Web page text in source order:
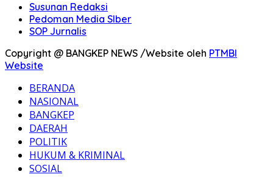
Susunan Redaksi
Pedoman Media SIber
SOP Jurnalis
Copyright @ BANGKEP NEWS /Website oleh PTMBI
Website
BERANDA
NASIONAL
BANGKEP
DAERAH
POLITIK
HUKUM & KRIMINAL
SOSIAL